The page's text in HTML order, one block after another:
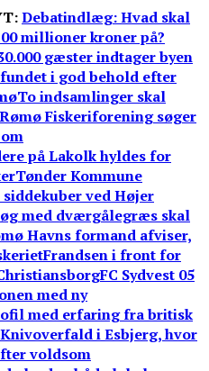
Debatindlæg: Hvad skal
millioner kroner på?
gæster indtager byen
i god behold efter
To indsamlinger skal
Rømø Fiskeriforening søger
på Lakolk hyldes for
Tønder Kommune
ved Højer
med dværgålegræs skal
Havns formand afviser,
Frandsen i front for
FC Sydvest 05
med ny
med erfaring fra britisk
Knivoverfald i Esbjerg, hvor
voldsom